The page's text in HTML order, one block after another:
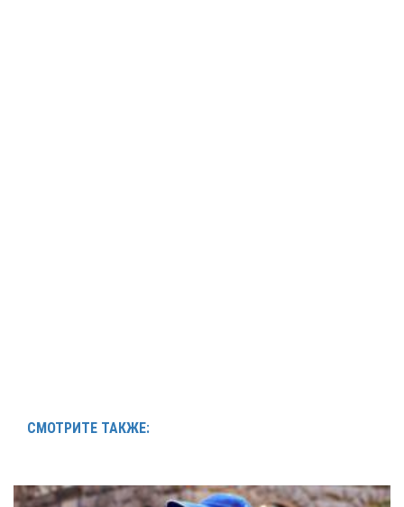
СМОТРИТЕ ТАКЖЕ: